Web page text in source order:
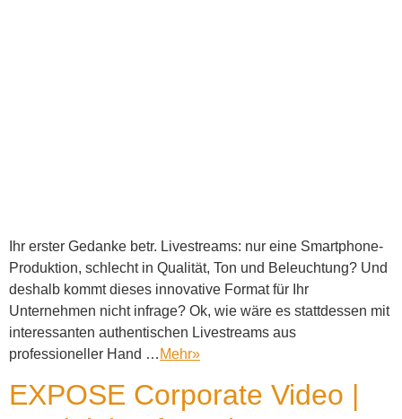
Ihr erster Gedanke betr. Livestreams: nur eine Smartphone-
Produktion, schlecht in Qualität, Ton und Beleuchtung? Und
deshalb kommt dieses innovative Format für Ihr
Unternehmen nicht infrage? Ok, wie wäre es stattdessen mit
interessanten authentischen Livestreams aus
professioneller Hand … Mehr»
EXPOSE Corporate Video |